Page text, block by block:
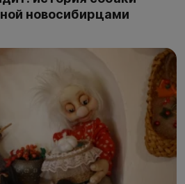
новосибирцами